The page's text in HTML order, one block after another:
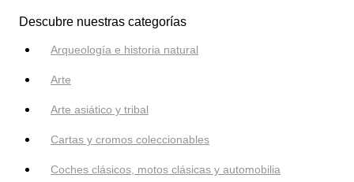
Descubre nuestras categorías
Arqueología e historia natural
Arte
Arte asiático y tribal
Cartas y cromos coleccionables
Coches clásicos, motos clásicas y automobilia